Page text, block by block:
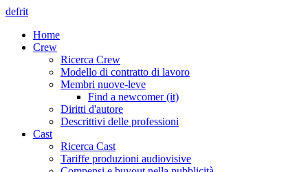
defrit
Home
Crew
Ricerca Crew
Modello di contratto di lavoro
Membri nuove-leve
Find a newcomer (it)
Diritti d'autore
Descrittivi delle professioni
Cast
Ricerca Cast
Tariffe produzioni audiovisive